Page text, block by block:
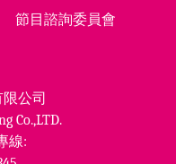
節目諮詢委員會
公司
Co.,LTD.
線: